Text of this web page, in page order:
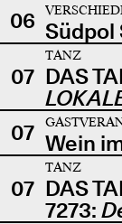
06 Südpol
07
TANZ
DAS
07 Wein
07
TANZ
DAS
7273: